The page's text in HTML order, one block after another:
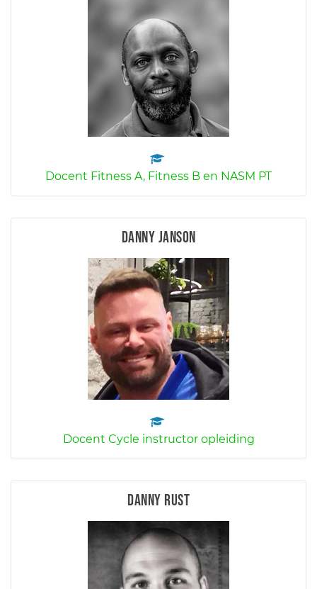
Docent Fitness A, Fitness B en NASM PT
Danny Janson
Docent Cycle instructor opleiding
Danny Rust